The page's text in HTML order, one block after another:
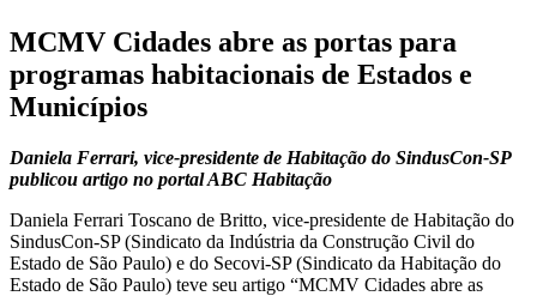
MCMV Cidades abre as portas para
programas habitacionais de Estados e
Municípios
Daniela Ferrari, vice-presidente de Habitação do SindusCon-SP
publicou artigo no portal ABC Habitação
Daniela Ferrari Toscano de Britto, vice-presidente de Habitação do
SindusCon-SP (Sindicato da Indústria da Construção Civil do
Estado de São Paulo) e do Secovi-SP (Sindicato da Habitação do
Estado de São Paulo) teve seu artigo “MCMV Cidades abre as